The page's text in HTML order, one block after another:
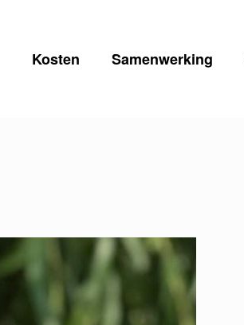
Kosten Samenwerking